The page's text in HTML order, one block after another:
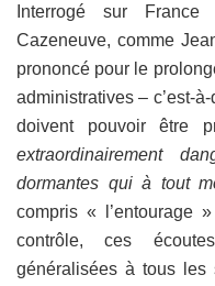
Interrogé sur
Cazeneuve, comme
prononcé pour le
administratives – c’est-
doivent pouvoir être
extraordinairement
dormantes qui à tout
compris « l’entourage
contrôle, ces
généralisées à tous les